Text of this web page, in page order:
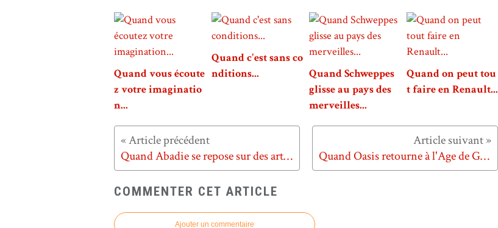
Quand vous écoute
z votre imaginatio
n...
Quand c'est sans co
nditions...
Quand Schweppes
glisse au pays des
merveilles...
Quand on peut tou
t faire en Renault...
Quand Abadie se repose sur des artisans merveilleux... Quand Oasis retourne à l'Age de Glace...
COMMENTER CET ARTICLE
Ajouter un commentaire